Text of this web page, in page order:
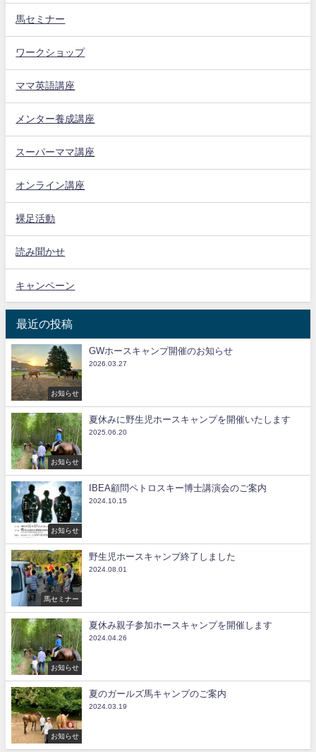
馬セミナー
ワークショップ
ママ英語講座
メンター養成講座
スーパーママ講座
オンライン講座
裸足活動
読み聞かせ
キャンペーン
最近の投稿
お知らせ
GWホースキャンプ開催のお知らせ
2026.03.27
お知らせ
夏休みに野生児ホースキャンプを開催いたします
2025.06.20
お知らせ
IBEA顧問ペトロスキー博士講演会のご案内
2024.10.15
馬セミナー
野生児ホースキャンプ終了しました
2024.08.01
お知らせ
夏休み親子参加ホースキャンプを開催します
2024.04.26
お知らせ
夏のガールズ馬キャンプのご案内
2024.03.19